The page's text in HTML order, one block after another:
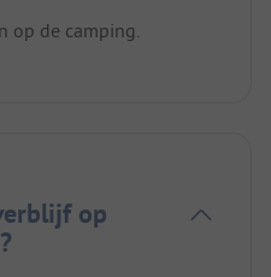
op de camping.
op